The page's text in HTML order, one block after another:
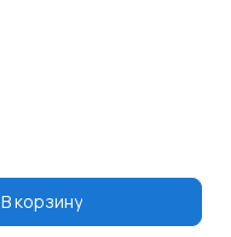
В корзину